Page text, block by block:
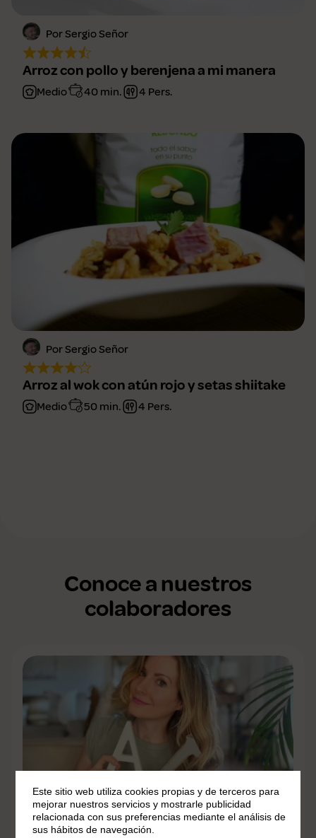
Por Sergio Señor
Arroz con pollo y berenjena a mi manera
Medio 40 min. 4 Pers.
Por Sergio Señor
Arroz al wok con atún rojo y setas shiitake
Medio 50 min. 4 Pers.
Conoce a nuestros
colaboradores
Este sitio web utiliza cookies propias y de terceros para
mejorar nuestros servicios y mostrarle publicidad
relacionada con sus preferencias mediante el análisis de
sus hábitos de navegación.